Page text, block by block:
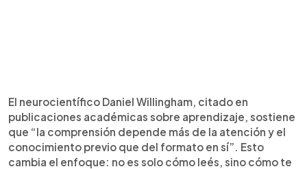
El neurocientífico Daniel Willingham, citado en
publicaciones académicas sobre aprendizaje, sostiene
que “la comprensión depende más de la atención y el
conocimiento previo que del formato en sí”. Esto
cambia el enfoque: no es solo cómo leés, sino cómo te